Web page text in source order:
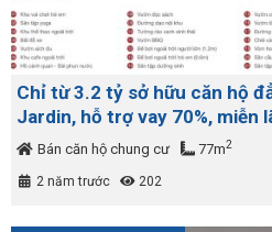
Chỉ từ 3.2 tỷ sở hữu căn hộ
Jardin, hỗ trợ vay 70%, miễn
thángBán căn hộ chung cư 77m2
2 năm trước 202